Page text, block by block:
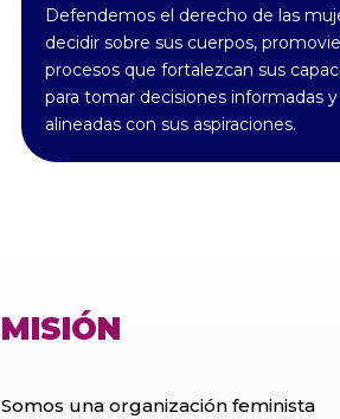
Defendemos el derecho de las
decidir sobre sus cuerpos,
procesos que fortalezcan sus
para tomar decisiones informadas y
alineadas con sus aspiraciones.
MISIÓN
Somos una organización feminista